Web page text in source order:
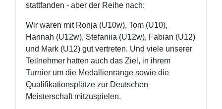
stattfanden - aber der Reihe nach:
Wir waren mit Ronja (U10w), Tom (U10),
Hannah (U12w), Stefaniia (U12w), Fabian (U12)
und Mark (U12) gut vertreten. Und viele unserer
Teilnehmer hatten auch das Ziel, in ihrem
Turnier um die Medallienränge sowie die
Qualifikationsplätze zur Deutschen
Meisterschaft mitzuspielen.